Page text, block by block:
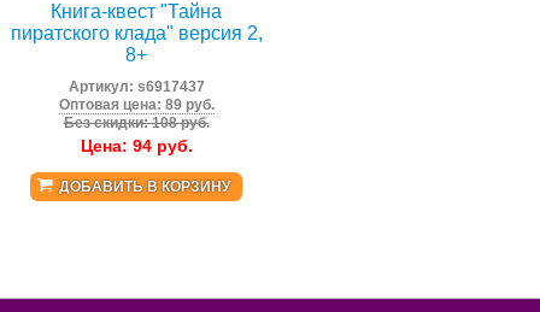
Книга-квест "Тайна
пиратского клада" версия 2,
8+
Артикул: s6917437
Оптовая цена: 89 руб.
Без скидки: 108 руб.
Цена: 94руб.
ДОБАВИТЬ В КОРЗИНУ